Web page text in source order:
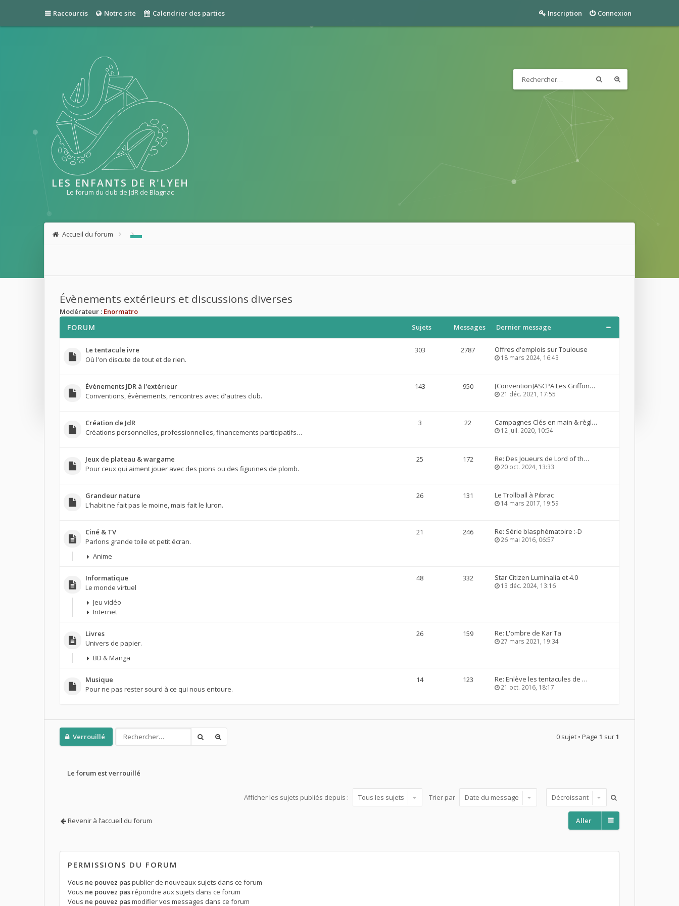
Raccourcis Notre site Calendrier des parties Connexion
Inscription
LES ENFANTS DE R'LYEH
Le forum du club de JdR de Blagnac
Accueil du forum
Évènements extérieurs et discussions diverses
Modérateur : Enormatro
FORUM Sujets Messages Dernier message
Le tentacule ivre
Où l'on discute de tout et de rien.
303 2787 Offres d'emplois sur Toulouse
18 mars 2024, 16:43
Évènements JDR à l'extérieur
Conventions, évènements, rencontres avec d'autres club.
143 950 [Convention]ASCPA Les Griffon…
21 déc. 2021, 17:55
Création de JdR
Créations personnelles, professionnelles, financements participatifs…
3 22 Campagnes Clés en main & règl…
12 juil. 2020, 10:54
Jeux de plateau & wargame
Pour ceux qui aiment jouer avec des pions ou des figurines de plomb.
25 172 Re: Des Joueurs de Lord of th…
20 oct. 2024, 13:33
Grandeur nature
L'habit ne fait pas le moine, mais fait le luron.
26 131 Le Trollball à Pibrac
14 mars 2017, 19:59
Ciné & TV
Parlons grande toile et petit écran.
21 246 Re: Série blasphématoire :-D
26 mai 2016, 06:57
Anime
Informatique
Le monde virtuel
48 332 Star Citizen Luminalia et 4.0
13 déc. 2024, 13:16
Jeu vidéo
Internet
Livres
Univers de papier.
26 159 Re: L'ombre de Kar'Ta
27 mars 2021, 19:34
BD & Manga
Musique
Pour ne pas rester sourd à ce qui nous entoure.
14 123 Re: Enlève les tentacules de …
21 oct. 2016, 18:17
Verrouillé 0 sujet • Page 1 sur1
Le forum est verrouillé
Afficher les sujets publiés depuis : Trier par
Revenir à l’accueil du forum Aller
PERMISSIONS DU FORUM
Vous ne pouvez paspublier de nouveaux sujets dans ce forum
Vous ne pouvez pasrépondre aux sujets dans ce forum
Vous ne pouvez pasmodifier vos messages dans ce forum